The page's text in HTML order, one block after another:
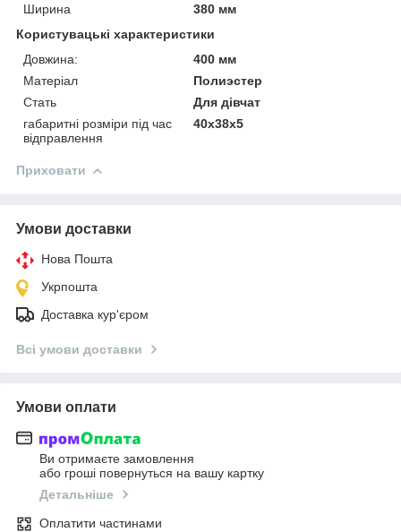
Ширина
380 мм
Користувацькі характеристики
Довжина:
400 мм
Матеріал
Полиэстер
Стать
Для дівчат
габаритні розміри під час
відправлення
40х38х5
Приховати
Умови доставки
Нова Пошта
Укрпошта
Доставка кур'єром
Всі умови доставки
Умови оплати
Ви отримаєте замовлення
або гроші повернуться на вашу картку
Детальніше
Оплатити частинами